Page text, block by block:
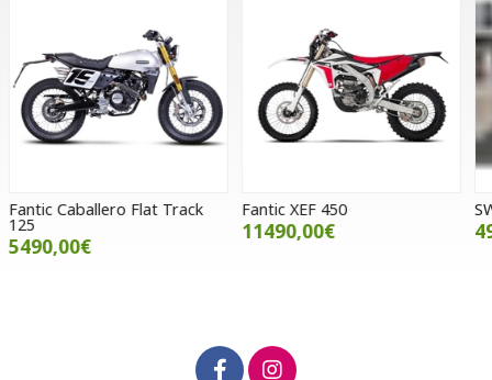
Fantic XEF 450
11490,00€
SWM Silver Vase T 650
4990,00€